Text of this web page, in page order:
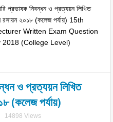
প্রভাষক নিবন্ধন ও প্রত্যয়ন লিখিত
রসায়ন ২০১৮ (কলেজ পর্যায়) 15th
Written Exam Question
2018 (College Level)
ও প্রত্যয়ন লিখিত
(কলেজ পর্যায়)
14898 Views